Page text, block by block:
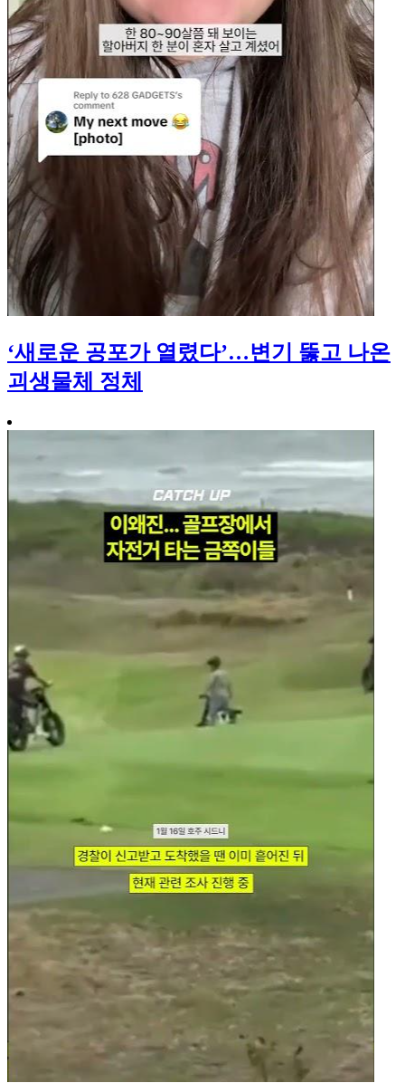
‘새로운 공포가 열렸다’…변기 뚫고 나온
괴생물체 정체